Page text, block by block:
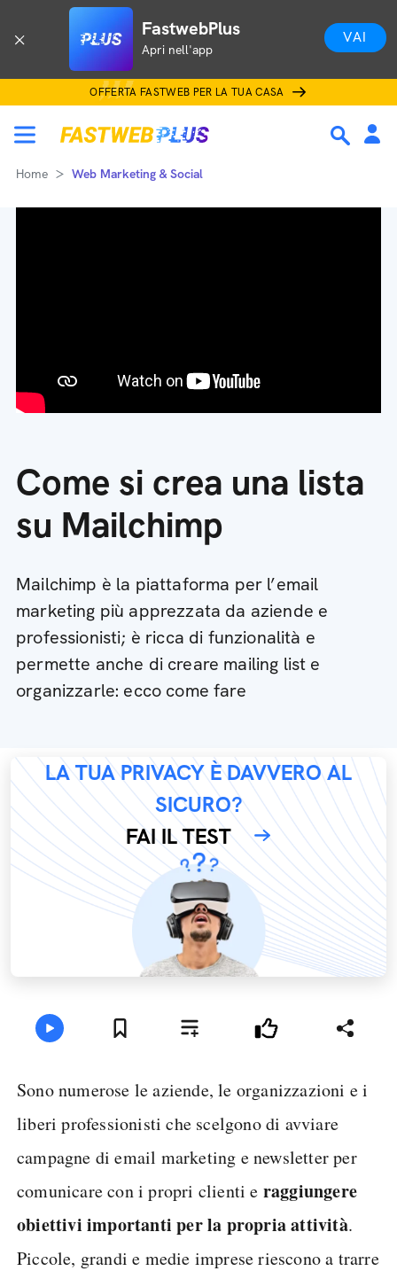
FastwebPlus
Apri nell'app
VAI
OFFERTA FASTWEB PER LA TUA CASA
Home Web Marketing & Social
Come si crea una lista
su Mailchimp
Mailchimp è la piattaforma per l’email
marketing più apprezzata da aziende e
professionisti; è ricca di funzionalità e
permette anche di creare mailing list e
organizzarle: ecco come fare
LA TUA PRIVACY È DAVVERO AL
SICURO?
FAI IL TEST
Sono numerose le aziende, le organizzazioni e i
liberi professionisti che scelgono di avviare
campagne di email marketing e newsletter per
comunicare con i propri clienti e raggiungere
obiettivi importanti per la propria attività.
Piccole, grandi e medie imprese riescono a trarre